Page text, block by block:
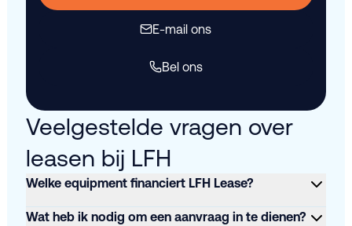
E-mail ons
Bel ons
Veelgestelde vragen over
leasen bij LFH
Welke equipment financiert LFH Lease?
Wat heb ik nodig om een aanvraag in te dienen?